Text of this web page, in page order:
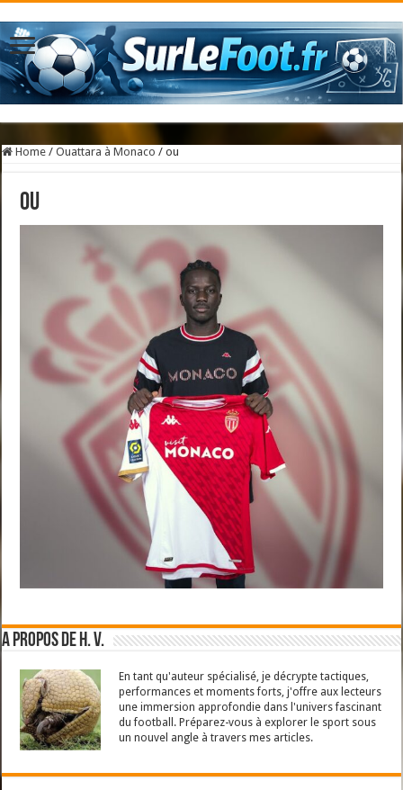
Home / Ouattara à Monaco / ou
ou
A propos de H. V.
En tant qu'auteur spécialisé, je décrypte tactiques,
performances et moments forts, j'offre aux lecteurs
une immersion approfondie dans l'univers fascinant
du football. Préparez-vous à explorer le sport sous
un nouvel angle à travers mes articles.